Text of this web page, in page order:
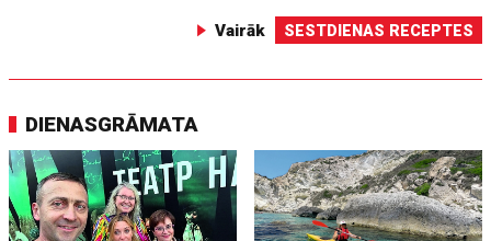
Vairāk SESTDIENAS RECEPTES
DIENASGRĀMATA